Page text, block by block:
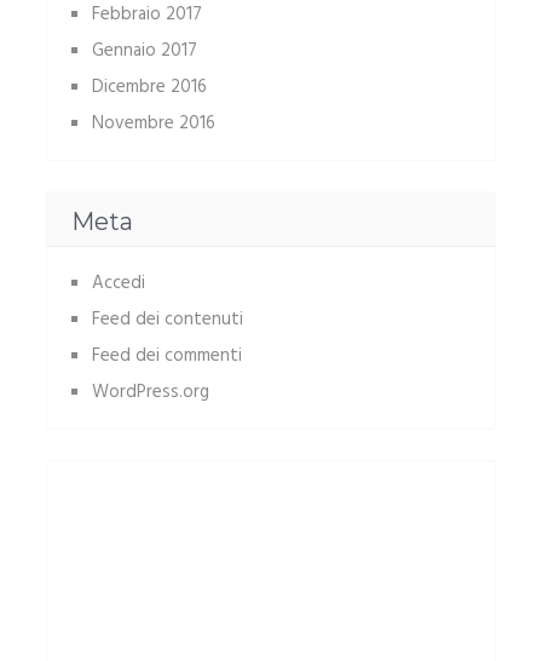
Febbraio 2017
Gennaio 2017
Dicembre 2016
Novembre 2016
Meta
Accedi
Feed dei contenuti
Feed dei commenti
WordPress.org